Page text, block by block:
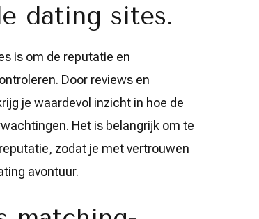
dating sites.
is om de reputatie en
Door reviews en
je waardevol inzicht in hoe de
Het is belangrijk om te
zodat je met vertrouwen
avontuur.